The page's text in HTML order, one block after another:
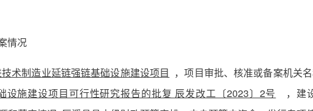
情况
术制造业延链强链基础设施建设项目 ，项目审批、核准或备案机关
设施建设项目可行性研究报告的批复 辰发改工〔2023〕2号
，建